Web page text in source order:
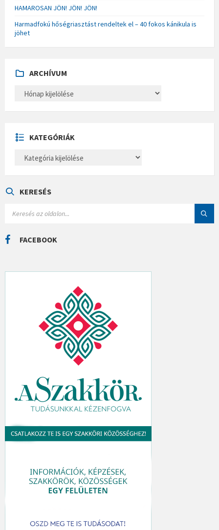
HAMAROSAN JÖN! JÖN! JÖN!
Harmadfokú hőségriasztást rendeltek el – 40 fokos kánikula is
jöhet
ARCHÍVUM
H
U
M
KATEGÓRIÁK
E
Á
KERESÉS
C
H
FACEBOOK